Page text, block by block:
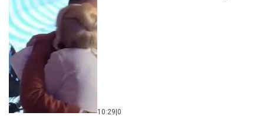
10:29|0